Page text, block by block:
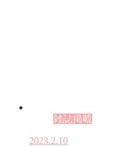
雑誌掲載
2023.2.10